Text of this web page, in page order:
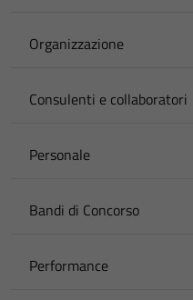
Organizzazione
Consulenti e collaboratori
Personale
Bandi di Concorso
Performance